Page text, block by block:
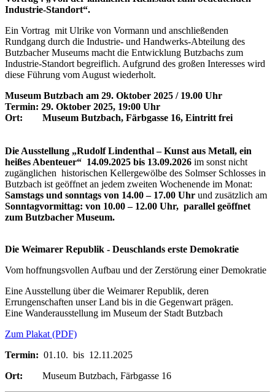
Industrie-Standort“.
Ein Vortrag mit Ulrike von Vormann und anschließenden
Rundgang durch die Industrie- und Handwerks-Abteilung des
Butzbacher Museums macht die Entwicklung Butzbachs zum
Industrie-Standort begreiflich. Aufgrund des großen Interesses wird
diese Führung vom August wiederholt.
Museum Butzbach am 29. Oktober 2025 / 19.00 Uhr
Termin: 29. Oktober 2025, 19:00 Uhr
Ort: Museum Butzbach, Färbgasse 16, Eintritt frei
Die Ausstellung „Rudolf Lindenthal – Kunst aus Metall, ein
heißes Abenteuer“ 14.09.2025 bis 13.09.2026 im sonst nicht
zugänglichen historischen Kellergewölbe des Solmser Schlosses in
Butzbach ist geöffnet an jedem zweiten Wochenende im Monat:
Samstags und sonntags von 14.00 – 17.00 Uhr und zusätzlich am
Sonntagvormittag: von 10.00 – 12.00 Uhr, parallel geöffnet
zum Butzbacher Museum.
Die Weimarer Republik - Deuschlands erste Demokratie
Vom hoffnungsvollen Aufbau und der Zerstörung einer Demokratie
Eine Ausstellung über die Weimarer Republik, deren
Errungenschaften unser Land bis in die Gegenwart prägen.
Eine Wanderausstellung im Museum der Stadt Butzbach
Zum Plakat (PDF)
Termin: 01.10. bis 12.11.2025
Ort:
Museum Butzbach, Färbgasse 16